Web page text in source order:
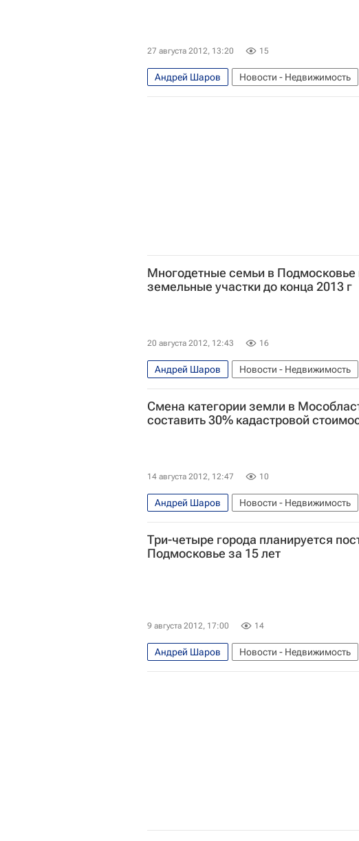
27 августа 2012, 13:20 15
Андрей Шаров Новости - Недвижимость
Московская область (Подмосковье)
Многодетные семьи в Подмосковье
земельные участки до конца 2013 г
20 августа 2012, 12:43 16
Андрей Шаров Новости - Недвижимость
Обеспечение земельными участками
Московская область (Подмосковье)
Смена категории земли в
составить 30% кадастровой
14 августа 2012, 12:47 10
Андрей Шаров Новости - Недвижимость
Московская область (Подмосковье)
Три-четыре города планируется
Подмосковье за 15 лет
9 августа 2012, 17:00 14
Андрей Шаров Новости - Недвижимость
Московская область (Подмосковье)